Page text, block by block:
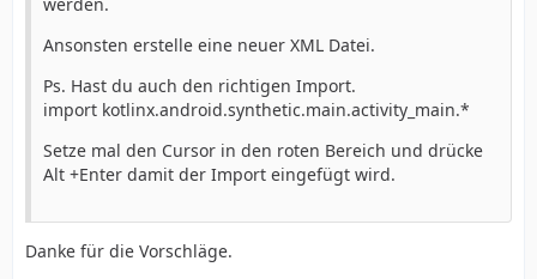
Ansonsten erstelle eine neuer XML Datei.
Ps. Hast du auch den richtigen Import.
import kotlinx.android.synthetic.main.activity_main.*
Setze mal den Cursor in den roten Bereich und drücke
Alt +Enter damit der Import eingefügt wird.
Danke für die Vorschläge.